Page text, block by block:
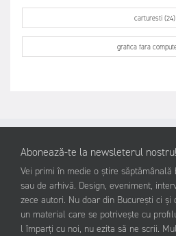
carturesti (24)
grafica fara
Abonează-te la newsleterul nostru!
Vei primi în medie o știre
sau de arhivă. Design, eveniment,
zece autori. Nu doar din București ci și
un material care se potrivește cu
l împarți cu noi, nu ezita să ne scrii.